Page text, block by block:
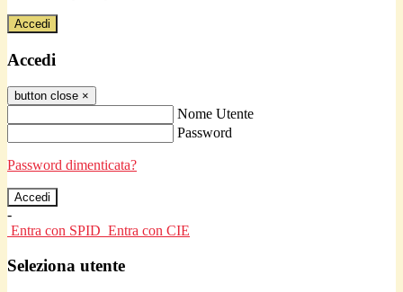
Accedi
Accedi
button close ×
Nome Utente
Password
Password dimenticata?
-
Entra con SPID Entra con CIE
Seleziona utente